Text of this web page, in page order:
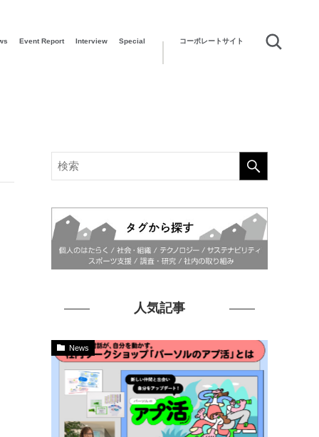
Event Report Interview Special コーポレートサイト
人気記事
News